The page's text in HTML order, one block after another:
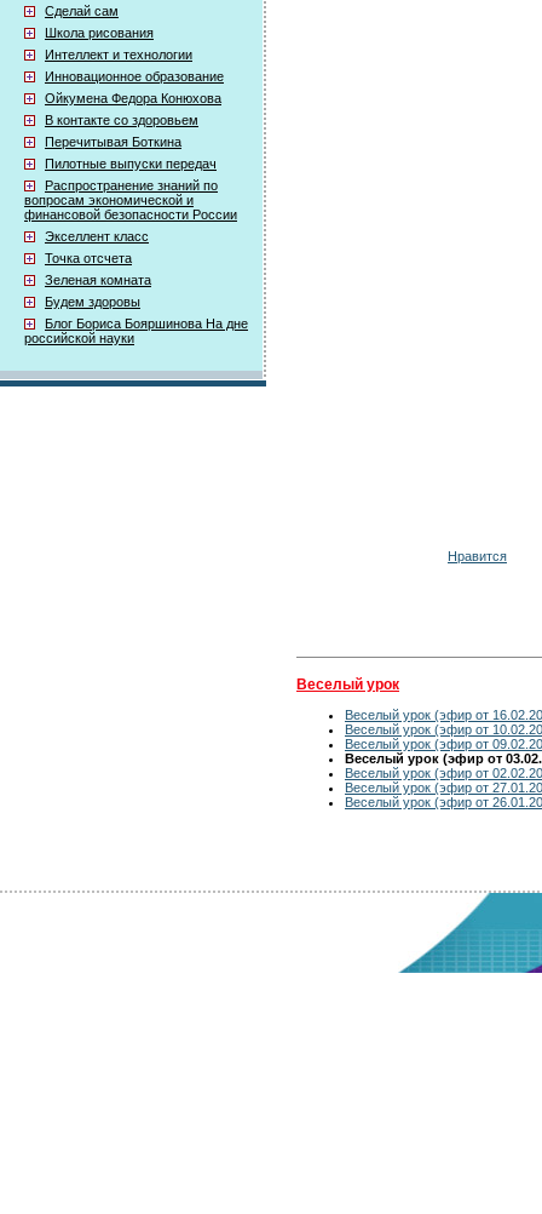
Сделай сам
Школа рисования
Интеллект и технологии
Инновационное образование
Ойкумена Федора Конюхова
В контакте со здоровьем
Перечитывая Боткина
Пилотные выпуски передач
Распространение знаний по
вопросам экономической и
финансовой безопасности России
Экселлент класс
Точка отсчета
Зеленая комната
Будем здоровы
Блог Бориса Бояршинова На дне
российской науки
Нравится
Веселый урок
Веселый урок (эфир от
Веселый урок (эфир от
Веселый урок (эфир от
Веселый урок (эфир от
Веселый урок (эфир от
Веселый урок (эфир от
Веселый урок (эфир от